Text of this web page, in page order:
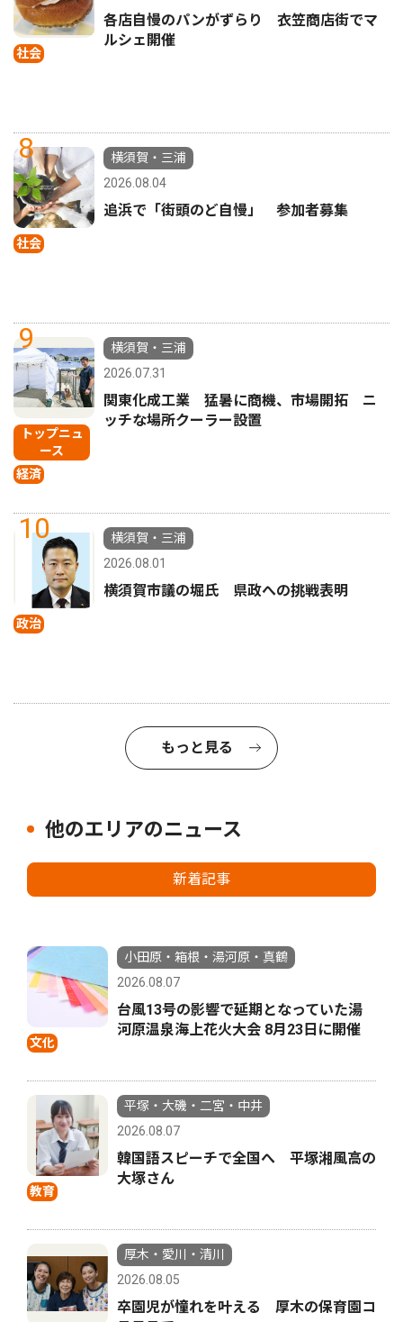
社会
各店自慢のパンがずらり 衣笠商店街でマ
ルシェ開催
8
社会
横須賀・三浦
2026.08.04
追浜で「街頭のど自慢」 参加者募集
9
トップニュ
ース
経済
横須賀・三浦
2026.07.31
関東化成工業 猛暑に商機、市場開拓 ニ
ッチな場所クーラー設置
10
政治
横須賀・三浦
2026.08.01
横須賀市議の堀氏 県政への挑戦表明
もっと見る
他のエリアのニュース
新着記事
文化
小田原・箱根・湯河原・真鶴
2026.08.07
台風13号の影響で延期となっていた湯
河原温泉海上花火大会 8月23日に開催
教育
平塚・大磯・二宮・中井
2026.08.07
韓国語スピーチで全国へ 平塚湘風高の
大塚さん
厚木・愛川・清川
2026.08.05
卒園児が憧れを叶える 厚木の保育園コ